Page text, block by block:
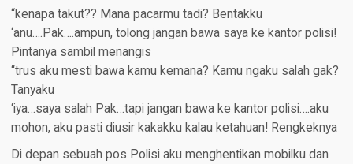
“kenapa takut?? Mana pacarmu tadi? Bentakku
‘anu….Pak….ampun, tolong jangan bawa saya ke kantor polisi!
Pintanya sambil menangis
“trus aku mesti bawa kamu kemana? Kamu ngaku salah gak?
Tanyaku
‘iya…saya salah Pak…tapi jangan bawa ke kantor polisi….aku
mohon, aku pasti diusir kakakku kalau ketahuan! Rengkeknya
Di depan sebuah pos Polisi aku menghentikan mobilku dan